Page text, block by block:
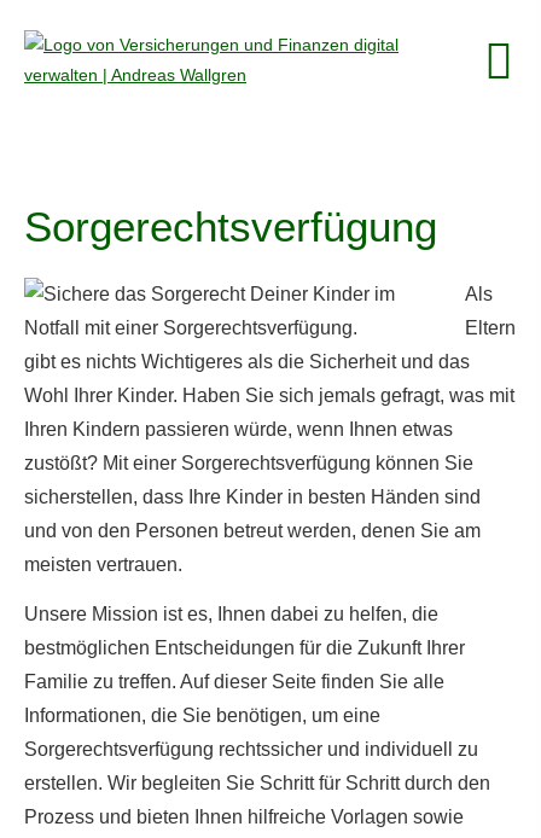
Sorgerechtsverfügung
Als
Eltern
gibt es nichts Wichtigeres als die Sicherheit und das
Wohl Ihrer Kinder. Haben Sie sich jemals gefragt, was mit
Ihren Kindern passieren würde, wenn Ihnen etwas
zustößt? Mit einer Sorgerechtsverfügung können Sie
sicherstellen, dass Ihre Kinder in besten Händen sind
und von den Per­sonen betreut werden, denen Sie am
meisten vertrauen.
Unsere Mission ist es, Ihnen dabei zu helfen, die
bestmöglichen Entscheidungen für die Zukunft Ihrer
Familie zu treffen. Auf dieser Seite finden Sie alle
Informationen, die Sie benötigen, um eine
Sorgerechtsverfügung rechtssicher und individuell zu
erstellen. Wir begleiten Sie Schritt für Schritt durch den
Prozess und bieten Ihnen hilfreiche Vorlagen sowie